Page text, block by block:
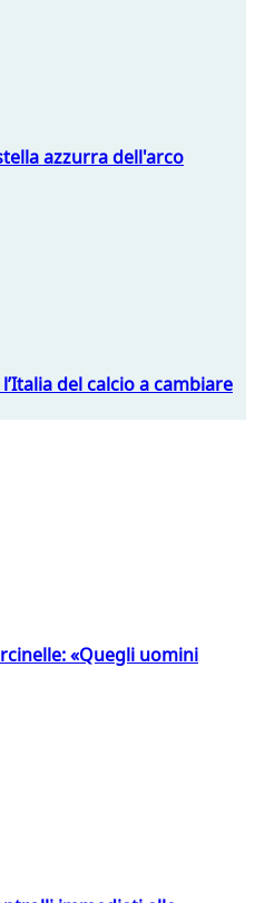
azzurra dell'arco
del calcio a cambiare
«Quegli uomini